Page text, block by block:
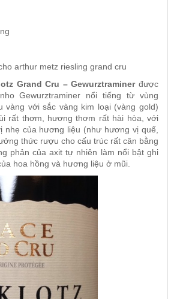
Grand Cru – Gewurztraminer được
Gewurztraminer nổi tiếng từ vùng
vàng với sắc vàng kim loại (vàng gold)
rất thơm, hương thơm rất hài hòa, với
nhẹ của hương liệu (như hương vị quế,
thức rượu cho cấu trúc rất cân bằng
phản của axit tự nhiên làm nổi bật ghi
hoa hồng và hương liệu ở mũi.